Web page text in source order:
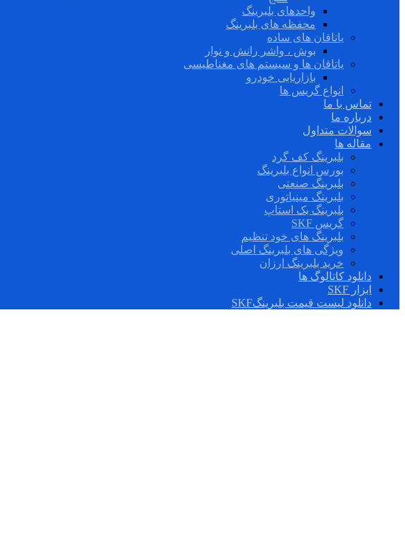
واحدهای بلبرینگ
محفظه های بلبرینگ
یاتاقان های ساده
بوش ، واشر رانش و نوار
یاتاقان ها و سیستم های مغناطیسی
بازاریابی خودرو
انواع گریس ها
تماس با ما
درباره ما
سوالات متداول
مقاله ها
بلبرینگ کف گرد
بورس انواع بلبرینگ
بلبرینگ صنعتی
بلبرینگ مینیاتوری
بلبرینگ بک استاپ
گریس SKF
بلبرینگ های خود تنظیم
ویژگی های بلبرینگ اصلی
خرید بلبرینگ ارزان
دانلود کاتالوگ ها
ابزار SKF
دانلود لیست قیمت بلبرینگSKF